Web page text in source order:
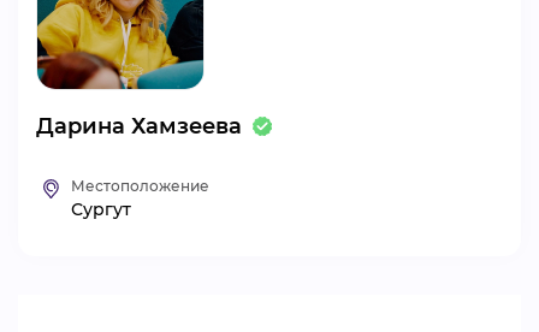
ПРОЕКТЫ
АНАЛИТИКА
БАЗА ЗНАНИЙ
ВИДЕОКУРСЫ
Дарина Хамзеева
Местоположение
Сургут